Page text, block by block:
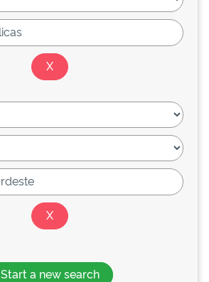
Start a new search